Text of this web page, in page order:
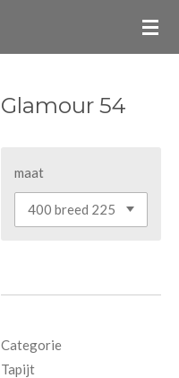
Glamour 54
maat
Categorie
Tapijt